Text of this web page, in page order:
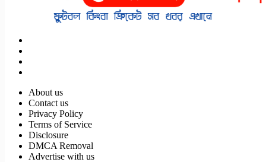
পর্তুগাল-ক্রোয়েশিয়া বিশ্বকাপ ফুটবল ম্যাচসহ আজকের খেলা (২
জুলাই,২০২৬)
About us
Contact us
Privacy Policy
Terms of Service
Disclosure
DMCA Removal
Advertise with us